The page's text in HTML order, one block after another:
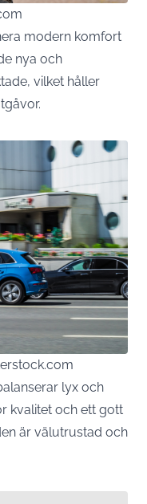
modern komfort
nya och
vilket håller
lyx och
kvalitet och ett gott
är välutrustad och